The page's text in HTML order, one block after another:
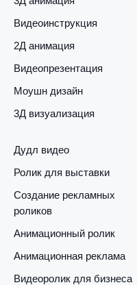
Видеоинструкция
2Д анимация
Видеопрезентация
Моушн дизайн
3Д визуализация
Дудл видео
Ролик для выставки
Создание рекламных
роликов
Анимационный ролик
Анимационная реклама
Видеоролик для бизнеса